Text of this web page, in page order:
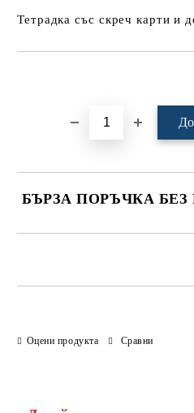
Тетрадка със скреч карти и
БЪРЗА ПОРЪЧКА БЕЗ
Оцени продукта Сравни